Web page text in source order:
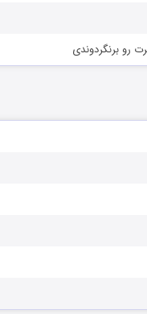
رو برنگردوندی